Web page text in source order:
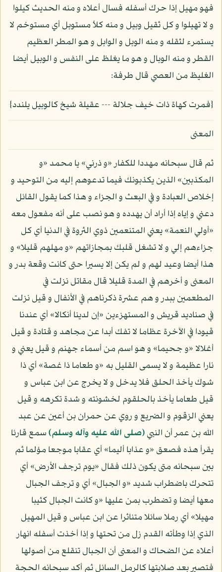
فهو مهيل إذا حرك أسفله فسال أعلاه و منه الحديث كيلوا
و لا تهيلوا و كل ثقيل وبيل و منه كلأ مستوبل أي مستوخم لا
يستمرء لثقله و منه الوبل و الوابل و هو المطر العظيم
القطر و منه الوبال و هو ما يغلظ على النفس و الوبيل أيضا
الغليظ من العصي قال طرفة:
{فمرت كهاة ذات خيف جلالة --- عقيلة شيخ كالوبيل يلندد}
المعنى
ثم قال سبحانه مهددا للكفار «و ذرني» يا محمد «و
المكذبين» الذين يكذبونك فيما تدعوهم إليه من التوحيد و
إخلاص العبادة و في البعث و الجزاء و هذا كما يقول القائل
دعني و إياه إذا أراد أن يهدده و هو نصب على أنه مفعول معه
«أولي النعمة» يعني المتنعمين ذوي الثروة في الدنيا أي كل
جزاءهم إلي و لا تشغل قلبك بمجازاتهم «و مهلهم قليلا» و
هذا أيضا وعيد لهم و لم يكن إلا يسيرا حتى كانت وقعة بدر و
المعنى و أخرهم في المدة قليلا قال مقاتل نزلت في
المطعمين ببدر و هم عشرة ذكرناهم في الأنفال و قيل نزلت
في صناديد قريش و المستهزءين «إن لدينا أنكالا» أي عندنا
قيودا في الآخرة عظاما لا تفك أبدا عن مجاهد و قتادة و قيل
أغلالا «و جحيما» و هو اسم من أسماء جهنم و قيل يعني و
نارا عظيمة و لا يسمى القليل به «و طعاما ذا غصة» أي ذا
شوك يأخذ الحلق فلا يدخل و لا يخرج عن ابن عباس و
قيل طعاما يأخذ بالحلقوم لخشونته و شدة تكرهه و قيل
يعني الزقوم و الضريع و روي عن حمران بن أعين عن عبد
الله بن عمر أن النبي(صلى الله عليه وآله وسلم)سمع قارئا
يقرأ هذه فصعق «و عذابا أليما» أي عقابا موجعا مؤلما ثم
بين سبحانه متى يكون ذلك فقال «يوم ترجف الأرض» أي
تتحرك باضطراب شديد «و الجبال» أي و ترجف الجبال
معها أيضا و تضطرب بمن عليها «و كانت الجبال كثيبا
مهيلا» أي رملا سائلا متناثرا عن ابن عباس و قيل المهيل
الذي إذا وطأته القدم زل من تحتها و إذا أخذت أسفله انهار
أعلاه عن الضحاك و المعنى أن الجبال تنقلع من أصولها
فتصير بعد صلابتها كالرمل السائل ثم أكد سبحانه الحجة